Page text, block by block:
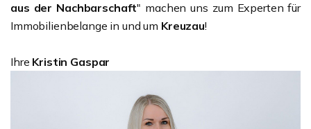
aus der Nachbarschaft" machen uns zum Experten für
Immobilienbelange in und um Kreuzau!
Ihre Kristin Gaspar